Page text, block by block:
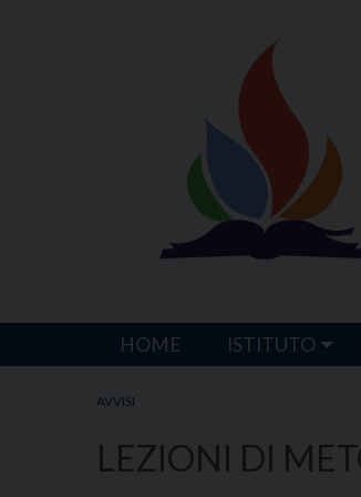
HOME ISTITUTO
AVVISI
LEZIONI DI